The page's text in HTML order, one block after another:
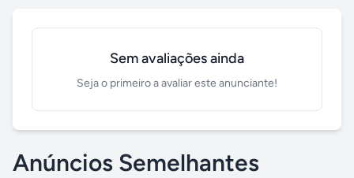
Sem avaliações ainda
Seja o primeiro a avaliar este anunciante!
Anúncios Semelhantes